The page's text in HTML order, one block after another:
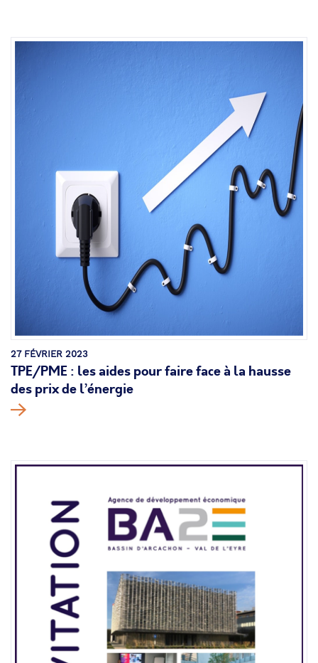
27 FÉVRIER 2023
TPE/PME : les aides pour faire face à la hausse
des prix de l’énergie